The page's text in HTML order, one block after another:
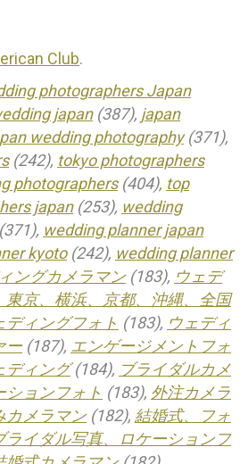
Club.
photographers Japan
japan(387), japan
wedding photography(371),
(242), tokyo photographers
photographers(404), top
japan(253), wedding
wedding planner japan
kyoto(242), wedding planner
ングカメラマン(183), ウェデ
東京、横浜、京都、沖縄、全国
ディングフォト (183), ウェディ
ー(187), エンゲージメントフォ
ディング(184), ブライダルカメ
ションフォト (183), 外注カメラ
カメラマン(182), 結婚式、フォ
ライダル写真、ロケーションフ